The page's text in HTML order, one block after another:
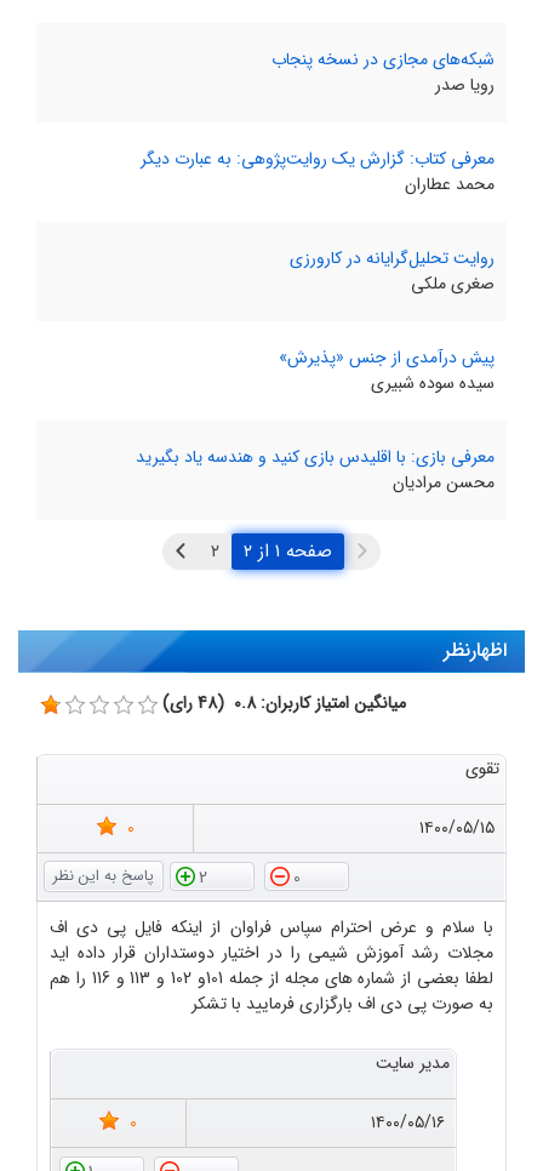
شبکه‌های مجازی در نسخه پنجاب
رویا صدر
معرفی کتاب: گزارش یک روایت‌پژوهی: به عبارت دیگر
محمد عطاران
روایت تحلیل‌گرایانه در کارورزی
صغری ملکی
پیش‌ درآمدی از جنس «پذیرش»
سیده سوده شبیری
معرفی بازی: با اقلیدس بازی کنید و هندسه یاد بگیرید
محسن مرادیان
صفحه ۱ از ۲
اظهارنظر
میانگین امتیاز کاربران: 0.8 (48 رای)
تقوی
۱۴۰۰/۰۵/۱۵
0
0
2
با سلام و عرض احترام سپاس فراوان از اینکه فایل پی دی اف
مجلات رشد آموزش شیمی را در اختیار دوستداران قرار داده اید
لطفا بعضی از شماره های مجله از جمله 101و 102 و 113 و 116 را هم
به صورت پی دی اف بارگزاری فرمایید با تشکر
مدیر سایت
۱۴۰۰/۰۵/۱۶
0